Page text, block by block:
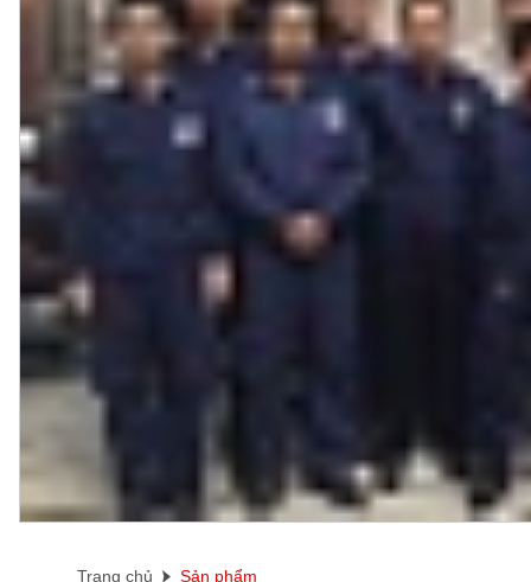
Trang chủ Sản phẩm